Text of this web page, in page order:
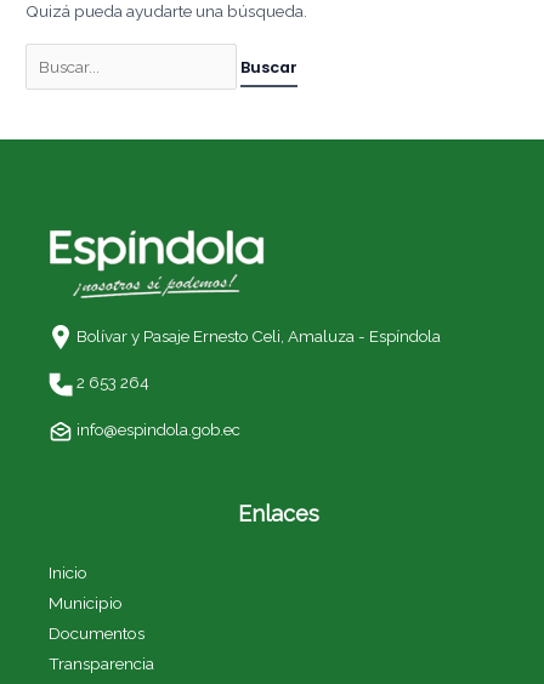
Quizá pueda ayudarte una búsqueda.
Bolívar y Pasaje Ernesto Celi, Amaluza - Espíndola
2 653 264
info@espindola.gob.ec
Enlaces
Inicio
Municipio
Documentos
Transparencia